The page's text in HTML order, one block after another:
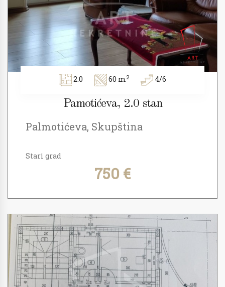
2.0 60 m2 4/6
Pamotićeva, 2.0 stan
Palmotićeva, Skupština
Stari grad
750 €